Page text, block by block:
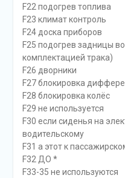
F22 подогрев топлива
F23 климат контроль
F24 доска приборов
F25 подогрев задницы
комплектацией трака)
F26 дворники
F27 блокировка
F28 блокировка колёс
F29 не используется
F30 если сиденья на
водительскому
F31 а этот к
F32 ДО *
F33-35 не используются